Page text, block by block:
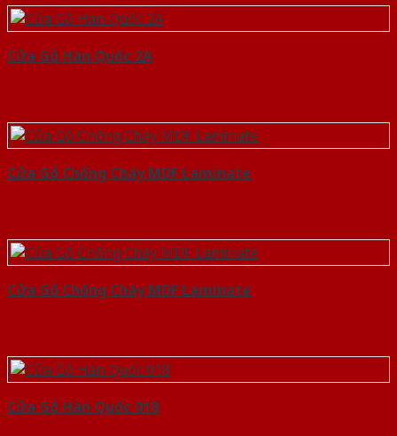
Cửa Gỗ Hàn Quốc 2A
Cửa Gỗ Chống Cháy MDF Laminate
Cửa Gỗ Chống Cháy MDF Laminate
Cửa Gỗ Hàn Quốc 018